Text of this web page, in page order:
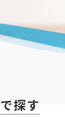
で探す